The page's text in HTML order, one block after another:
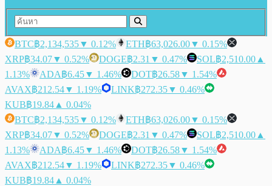
BTC฿2,134,535▼ 0.12% ETH฿63,026.00▼ 0.15%
XRP฿34.07▼ 0.52% DOGE฿2.31 ▼ 0.47% SOL฿2,510.00 ▲
1.13%
ADA฿6.45▼ 1.46% DOT฿26.58▼ 1.54%
AVAX฿212.54▼ 1.19% LINK฿272.35▼ 0.46%
KUB฿19.84 ▲ 0.04%
BTC฿2,134,535▼ 0.12% ETH฿63,026.00▼ 0.15%
XRP฿34.07▼ 0.52% DOGE฿2.31 ▼ 0.47% SOL฿2,510.00 ▲
1.13%
ADA฿6.45▼ 1.46% DOT฿26.58▼ 1.54%
AVAX฿212.54▼ 1.19% LINK฿272.35▼ 0.46%
KUB฿19.84 ▲ 0.04%